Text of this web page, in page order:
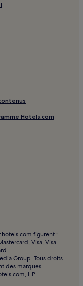
: hôtels Hôtels
: hôtels Hôtels
Hotels.com
figurent :
Visa, Visa
Group. Tous droits
des marques
L.P.